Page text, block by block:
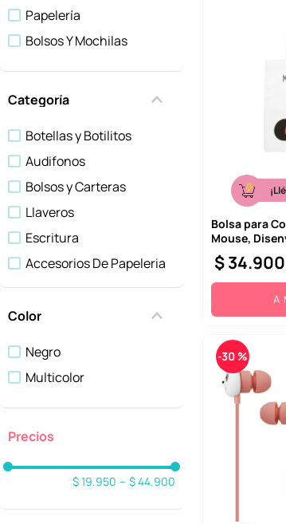
Papelería
Bolsos Y Mochilas
Categoría
Botellas y Botilitos
Audifonos
Bolsos y Carteras
Llaveros
Escritura
Accesorios De Papeleria
Computo
Cocina
Gadgets
Color
Negro
Multicolor
$ 19.950 – $ 44.900
Bolsa para
Mouse,
$34.900
A
-30 %
7
llaveros